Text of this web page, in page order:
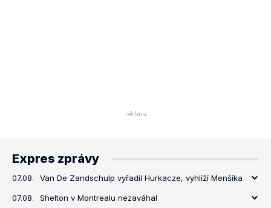
Expres zprávy
07.08. Van De Zandschulp vyřadil Hurkacze, vyhlíží Menšíka
07.08. Shelton v Montrealu nezaváhal